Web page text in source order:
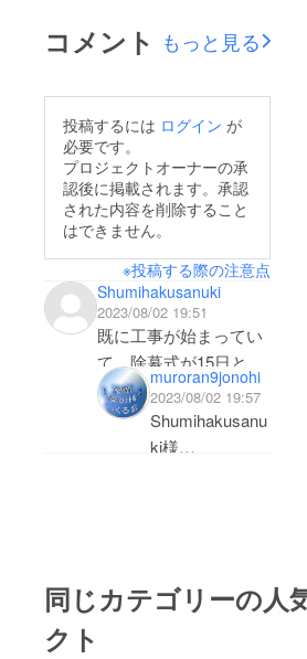
１５日（火）の終戦の
日に除幕式を予定して
コメント もっと見る
投稿するには ログイン が
必要です。
プロジェクトオーナーの承
認後に掲載されます。承認
された内容を削除すること
はできません。
※投稿する際の注意点
Shumihakusanuki
2023/08/02 19:51
既に工事が始まってい
て、除幕式が15日と
は、タイトな工程です
ね。私は盆休みがない
仕事なので出席致しま
muroran9jonohi
2023/08/02 19:57
Shumihakusanu
ki様
成予定でいま
同じカテゴリーの人
クト